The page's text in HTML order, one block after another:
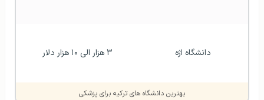
دانشگاه اژه ۳ هزار الی ۱۰ هزار دلار
بهترین دانشگاه های ترکیه برای پزشکی